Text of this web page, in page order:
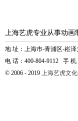
上海艺虎专业从事动画
地 址：上海市-青浦区-崧泽
电 话：400-804-9112 手 机
© 2006 - 2019 上海艺虎文